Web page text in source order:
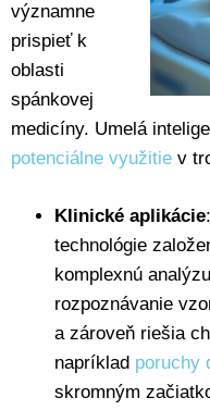
významne
prispieť k
oblasti
spánkovej
medicíny. Umelá
potenciálne využitie v
Klinické aplikácie
technológie
komplexnú
rozpoznávanie
a zároveň riešia
napríklad poruchy
skromným